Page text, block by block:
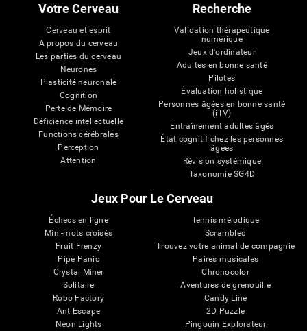
Votre Cerveau
Cerveau et esprit
A propos du cerveau
Les parties du cerveau
Neurones
Plasticité neuronale
Cognition
Perte de Mémoire
Déficience intellectuelle
Functions cérébrales
Perception
Attention
Recherche
Validation thérapeutique
numérique
Jeux d'ordinateur
Adultes en bonne santé
Pilotes
Évaluation holistique
Personnes âgées en bonne santé
(iTV)
Entraînement adultes âgés
État cognitif chez les personnes
âgées
Révision systémique
Taxonomie SG4D
Jeux Pour Le Cerveau
Échecs en ligne
Mini-mots croisés
Fruit Frenzy
Pipe Panic
Crystal Miner
Solitaire
Robo Factory
Ant Escape
Neon Lights
Tennis mélodique
Scrambled
Trouvez votre animal de compagnie
Paires musicales
Chronocolor
Aventures de grenouille
Candy Line
2D Puzzle
Pingouin Explorateur